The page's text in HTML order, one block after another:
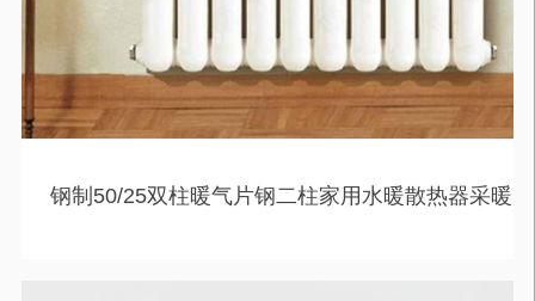
钢制50/25双柱暖气片钢二柱家用水暖散热器采暖